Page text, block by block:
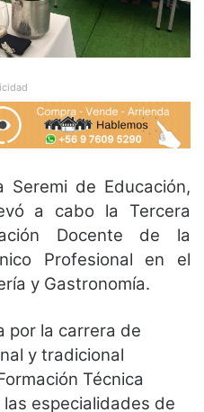
de Educación,
a cabo la Tercera
Docente de la
Profesional en el
y Gastronomía.
por la carrera de
y tradicional
Técnica
especialidades de